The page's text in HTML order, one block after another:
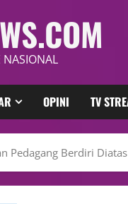
NASIONAL
OPINI TV
Pedagang Berdiri